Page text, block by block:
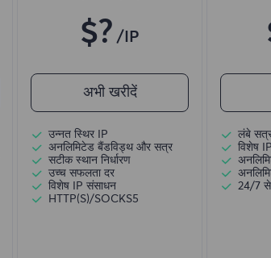
$? /IP
अभी खरीदें
उन्नत स्थिर IP
अनलिमिटेड बैंडविड्थ और सत्र
सटीक स्थान निर्धारण
उच्च सफलता दर
विशेष IP संसाधन
HTTP(S)/SOCKS5
लंबे
विशेष
24/7